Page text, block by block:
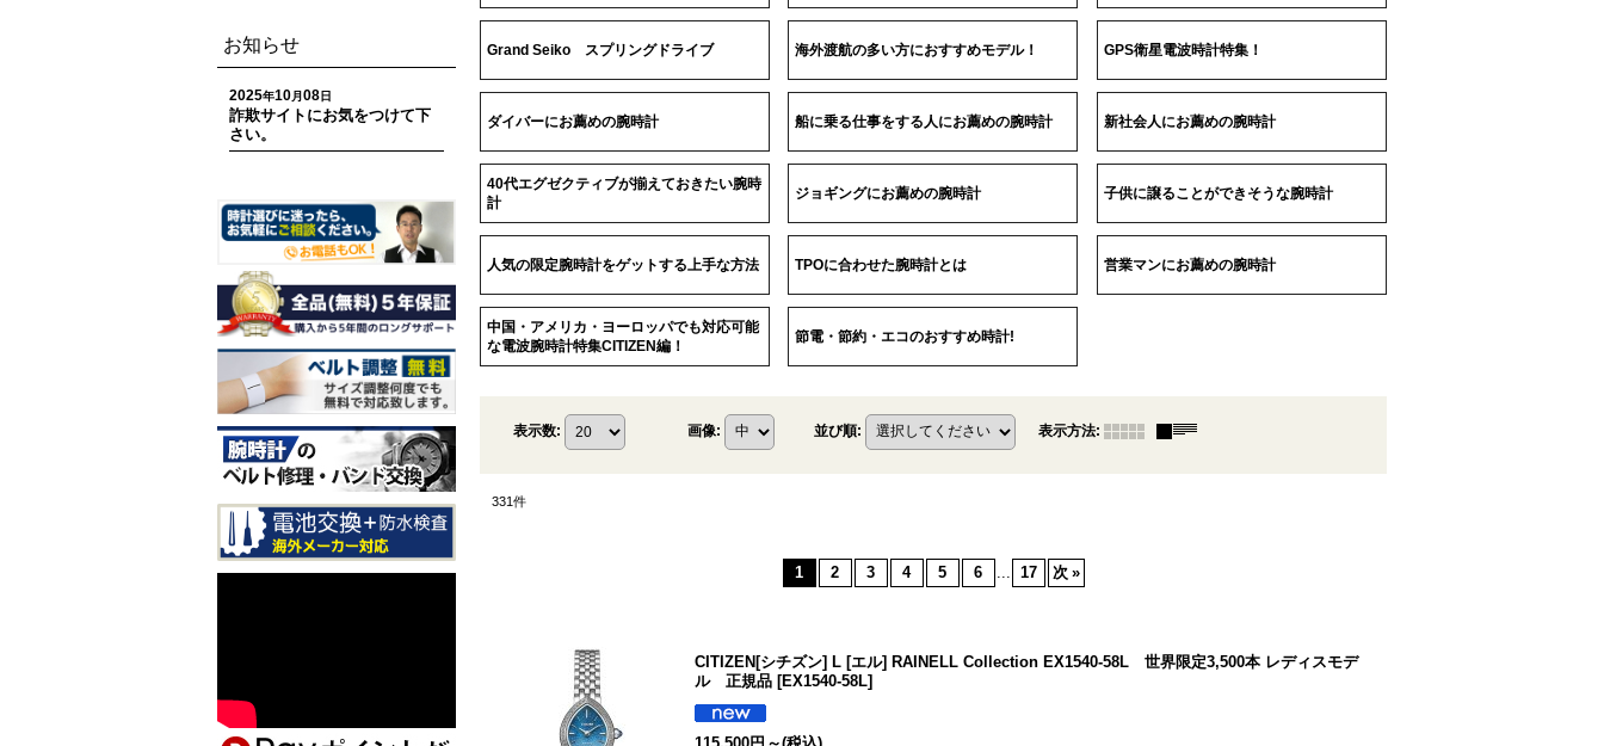
CITIZEN EXCEED EC1120-
59W 光発電エコ・ドライブ
電波時計 限定モデル400本
ペアモデル レディースモデ
ル 入荷しました！
80H ACT Line 光発電エコ・
ドライブ GPS衛星電波時計
限定モデル 世界限定1,800
本 メンズモデル 入荷しまし
た！
CITIZEN ATTESA CC4078-
51E ACT Line LIGHT in BL
ACK Eco-Drive 50th Anniver
sary Edition メンズモデル
入荷しました！
CITIZEN EXCEED CB1147-
61E LIGHT in BLACK Eco-
Drive 50th Anniversary Editi
on メンズモデル 入荷しま
した！
CITIZEN ATTESA AT8384-5
n ES9495-59E LIGHT in BL
ACK Eco-Drive 50th Anniver
お知らせ
2025年10月 08日
詐欺サイトにお気をつけて下
さい。
Grand Seiko スプリングドライブ 海外渡航の多い方におすすめモデル！ GPS衛星電波時計特集！
ダイバーにお薦めの腕時計 船に乗る仕事をする人にお薦めの腕時計 新社会人にお薦めの腕時計
40代エグゼクティブが揃えておきたい腕時
計
ジョギングにお薦めの腕時計 子供に譲ることができそうな腕時計
人気の限定腕時計をゲットする上手な方法 TPOに合わせた腕時計とは 営業マンにお薦めの腕時計
中国・アメリカ・ヨーロッパでも対応可能
な電波腕時計特集CITIZEN編！
節電・節約・エコのおすすめ時計!
表示数: 画像: 並び順: 表示方法:
331件
1 2 3 4 5 6 17 次 »
CITIZEN[シチズン] L [エル] RAINELL Collection EX1540-58L 世界限定3,500本 レディスモデ
ル 正規品 [EX1540-58L]